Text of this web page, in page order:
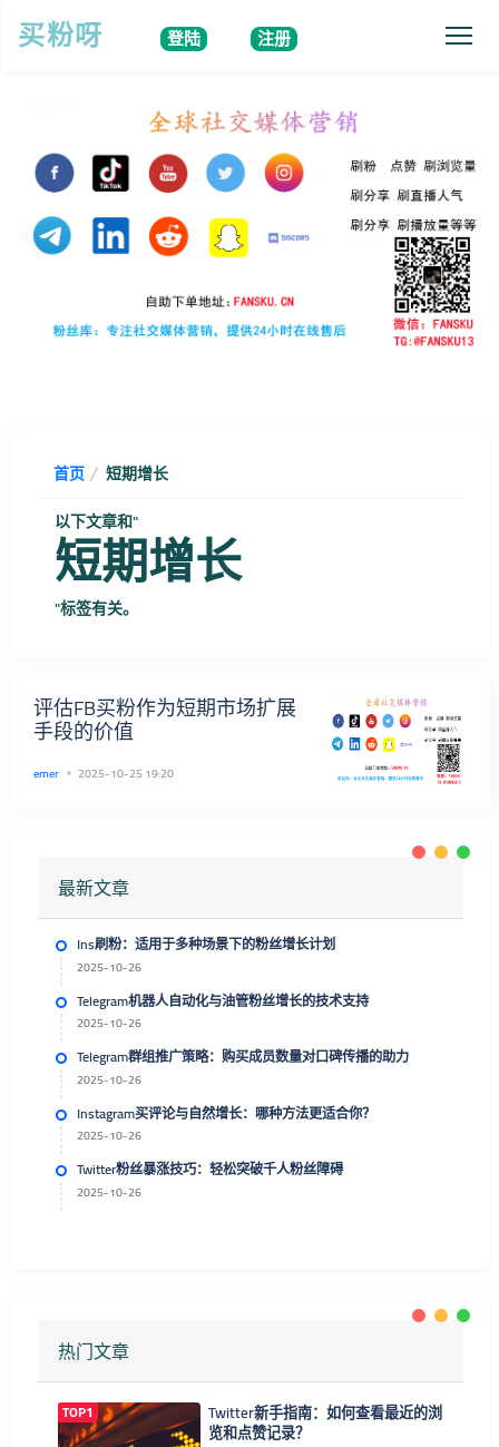
买粉呀 登陆 注册
首页
短期增长
以下文章和"
短期增长
"标签有关。
评估FB买粉作为短期市场扩展
手段的价值
emer 2025-10-25 19:20
最新文章
Ins刷粉：适用于多种场景下的粉丝增长计划
2025-10-26
Telegram机器人自动化与油管粉丝增长的技术支持
2025-10-26
Telegram群组推广策略：购买成员数量对口碑传播的助力
2025-10-26
Instagram买评论与自然增长：哪种方法更适合你？
2025-10-26
Twitter粉丝暴涨技巧：轻松突破千人粉丝障碍
2025-10-26
热门文章
TOP1 Twitter新手指南：如何查看最近的浏
览和点赞记录？